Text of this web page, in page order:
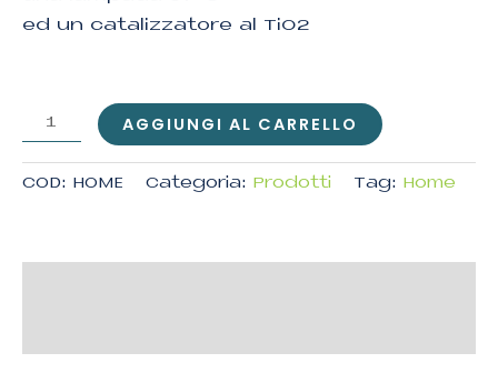
ed un catalizzatore al TiO2
AGGIUNGI AL CARRELLO
COD: HOME Categoria: Prodotti Tag: Home